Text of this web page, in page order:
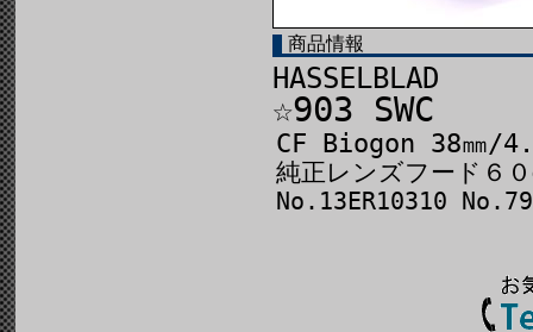
商品情報
HASSELBLAD
☆903 SWC
CF Biogon 38㎜/
純正レンズフード６
No.13ER10310